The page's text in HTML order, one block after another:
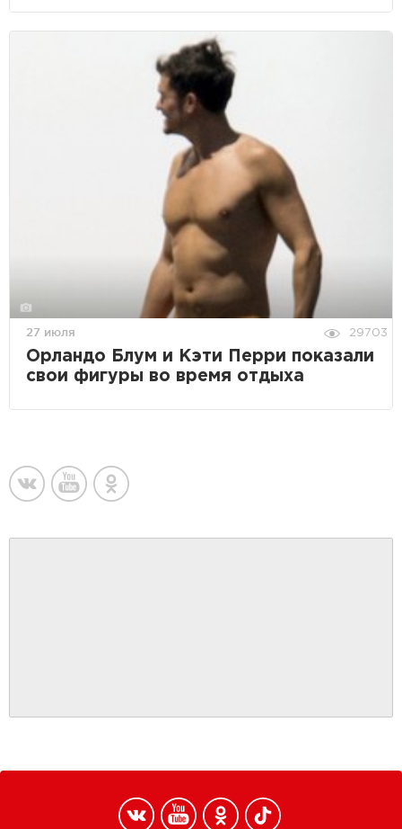
27 июля 29703
Орландо Блум и Кэти Перри показали
свои фигуры во время отдыха